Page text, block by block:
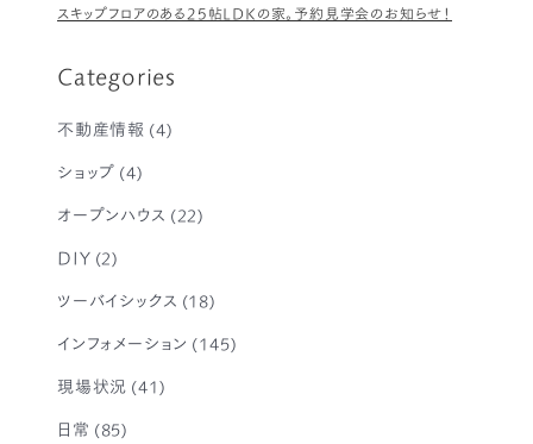
スキップフロアのある25帖LDKの家。予約見学会のお知らせ！
Categories
不動産情報 (4)
ショップ (4)
オープンハウス (22)
DIY (2)
ツーバイシックス (18)
インフォメーション (145)
現場状況 (41)
日常 (85)